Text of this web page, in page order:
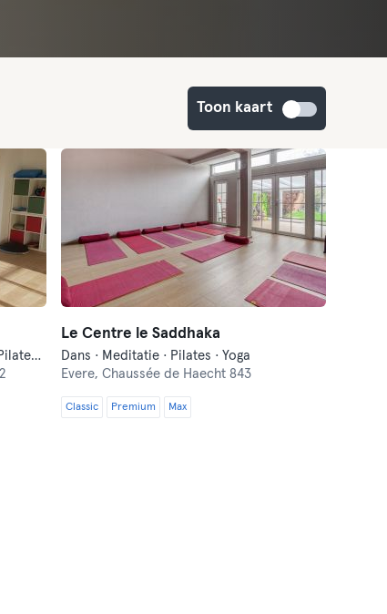
Toon kaart
Crosstraining · Fitness · Meditatie · Pilates · Yoga
Le Centre le Saddhaka
Dans · Meditatie · Pilates · Yoga
Evere,Chaussée de Haecht 843
Classic Premium Max